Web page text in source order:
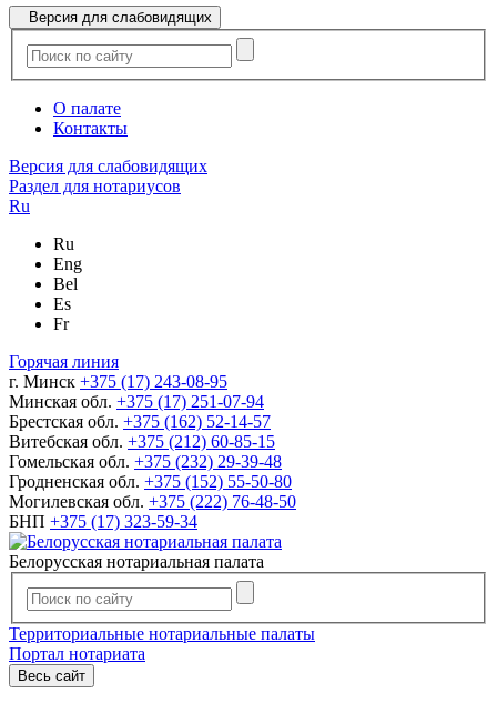
Версия для слабовидящих
О палате
Контакты
Версия для слабовидящих
Раздел для нотариусов
Ru
Ru
Eng
Bel
Es
Fr
Горячая линия
г. Минск +375 (17) 243-08-95
Минская обл. +375 (17) 251-07-94
Брестская обл. +375 (162) 52-14-57
Витебская обл. +375 (212) 60-85-15
Гомельская обл. +375 (232) 29-39-48
Гродненская обл. +375 (152) 55-50-80
Могилевская обл. +375 (222) 76-48-50
БНП +375 (17) 323-59-34
Белорусская нотариальная палата
Территориальные нотариальные палаты
Портал нотариата
Весь сайт